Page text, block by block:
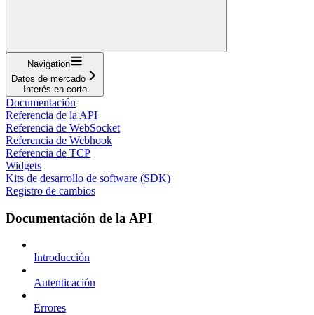
Navigation
Datos de mercado
Interés en corto
Documentación
Referencia de la API
Referencia de WebSocket
Referencia de Webhook
Referencia de TCP
Widgets
Kits de desarrollo de software (SDK)
Registro de cambios
Documentación de la API
Introducción
Autenticación
Errores